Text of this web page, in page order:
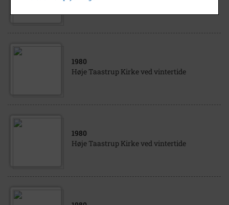
1980
Høje Taastrup Kirke ved vintertide
1980
Høje Taastrup Kirke ved vintertide